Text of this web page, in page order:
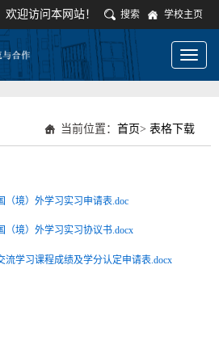
欢迎访问本网站！ 搜索 学校主页
Toggle
当前位置： 首页> 表格下载
（境）外学习实习申请表.doc
（境）外学习实习协议书.docx
流学习课程成绩及学分认定申请表.docx